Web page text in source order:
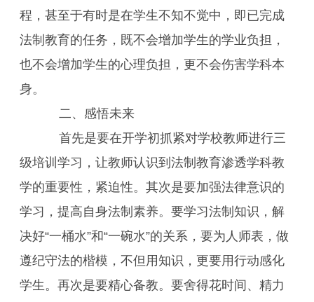
程，甚至于有时是在学生不知不觉中，即已完成
法制教育的任务，既不会增加学生的学业负担，
也不会增加学生的心理负担，更不会伤害学科本
身。
二、感悟未来
首先是要在开学初抓紧对学校教师进行三
级培训学习，让教师认识到法制教育渗透学科教
学的重要性，紧迫性。其次是要加强法律意识的
学习，提高自身法制素养。要学习法制知识，解
决好“一桶水”和“一碗水”的关系，要为人师表，做
遵纪守法的楷模，不但用知识，更要用行动感化
学生。再次是要精心备教。要舍得花时间、精力